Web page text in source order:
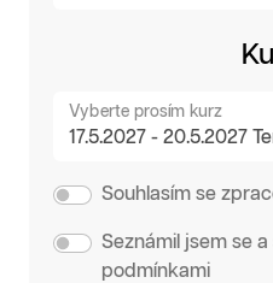
Vyberte prosím kurz
Souhlasím se
Seznámil jsem se
podmínkami